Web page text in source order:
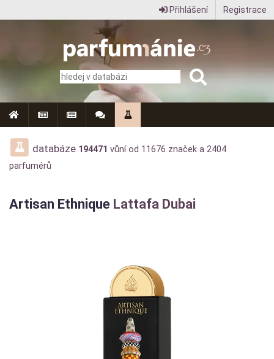
Přihlášení Registrace
Parfumanie.cz
–
vše
o
vůních,
parfémech
a
aromaterapii
databáze 194471 vůní od 11676 značek a 2404
parfumérů
Artisan Ethnique Lattafa Dubai